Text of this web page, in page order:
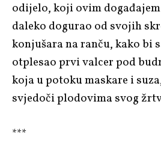
odijelo, koji ovim
daleko dogurao od svojih
konjušara na ranču, kako bi
otplesao prvi valcer pod
koja u potoku maskare i
svjedoči plodovima svog
***